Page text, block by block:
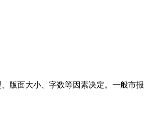
版面大小、字数等因素决定。一般市